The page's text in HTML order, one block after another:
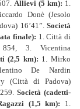
Allievi (5 km): 1.
Donè (Jesolo
16’41”. Società
finale): 1. Città di
3. Vicentina
(2,5 km): 1. Mirko
De Nardin
(Città di Padova)
Società (cadetti-
(1,5 km): 1.